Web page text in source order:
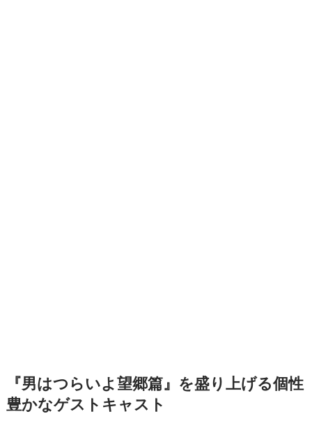
『男はつらいよ望郷篇』を盛り上げる個性
豊かなゲストキャスト